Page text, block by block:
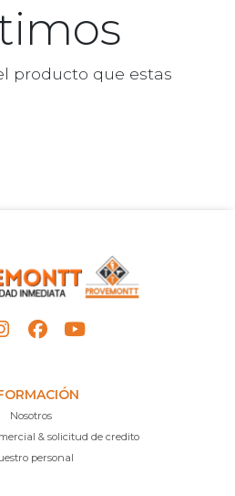
producto que estas
Nosotros
& solicitud de credito
personal